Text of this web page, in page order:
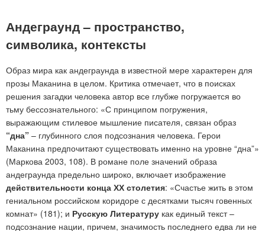
Андеграунд – пространство,
символика, контексты
Образ мира как андеграунда в известной мере характерен для
прозы Маканина в целом. Критика отмечает, что в поисках
решения загадки человека автор все глубже погружается во
тьму бессознательного: «С принципом погружения,
выражающим стилевое мышление писателя, связан образ
“дна” – глубинного слоя подсознания человека. Герои
Маканина предпочитают существовать именно на уровне “дна”»
(Маркова 2003, 108). В романе поле значений образа
андеграунда предельно широко, включает изображение
действительности конца ХХ столетия: «Счастье жить в этом
гениальном российском коридоре с десятками тысяч говенных
комнат» (181); и Русскую Литературу как единый текст –
подсознание нации, причем, значимость последнего едва ли не